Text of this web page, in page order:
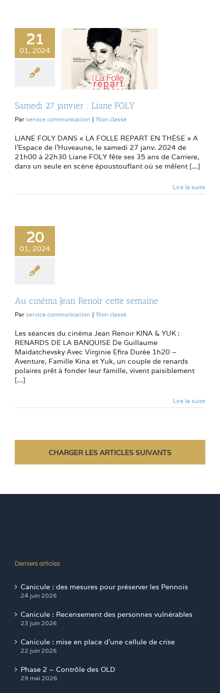
21
01, 2024
Samedi 27 janvier : Liane FOLY
Par service communication | Non classé
LIANE FOLY DANS « LA FOLLE REPART EN THÈSE » A
l'Espace de l'Huveaune, le samedi 27 janv. 2024 de
21h00 à 22h30 Liane FOLY fête ses 35 ans de Carriere,
dans un seule en scène époustouflant où se mêlent [...]
Lire la suite
20
01, 2024
Au cinéma Jean Renoir cette semaine
Par service communication | Non classé
Les séances du cinéma Jean Renoir KINA & YUK :
RENARDS DE LA BANQUISE De Guillaume
Maidatchevsky Avec Virginie Efira Durée 1h20 –
Aventure, Famille Kina et Yuk, un couple de renards
polaires prêt à fonder leur famille, vivent paisiblement
[...]
Lire la suite
CHARGER LES ARTICLES SUIVANTS
Derniers articles
Canicule : des mesures pour préserver les Pennois
24 juin 2026
Canicule : Recensement des personnes vulnérables
23 juin 2026
Canicule : mise en place d’une cellule de crise
22 juin 2026
Phase 2 – Contrôle des OLD
29 mai 2026